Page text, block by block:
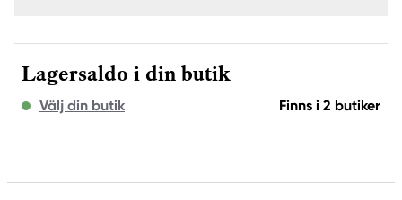
Lagersaldo i din butik
Välj din butik Finns i 2 butiker